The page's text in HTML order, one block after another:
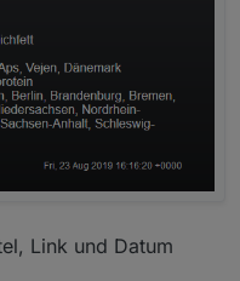
Link und Datum